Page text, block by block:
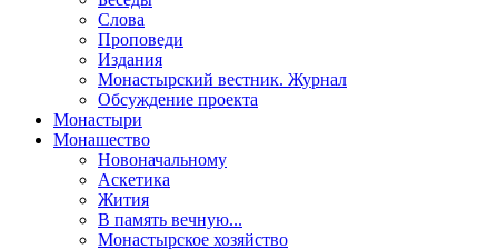
Слова
Проповеди
Издания
Монастырский вестник. Журнал
Обсуждение проекта
Монастыри
Монашество
Новоначальному
Аскетика
Жития
В память вечную...
Монастырское хозяйство